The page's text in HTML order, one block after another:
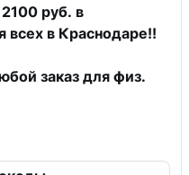
2100 руб. в
всех в Краснодаре!!
заказ для физ.